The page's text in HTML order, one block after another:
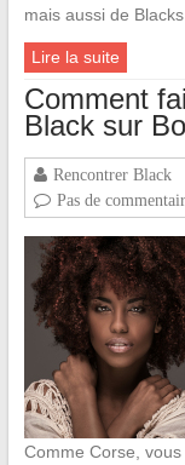
mais aussi de
Lire la suite
Comment
Black sur
Rencontrer Black
Pas de
Comme Corse,